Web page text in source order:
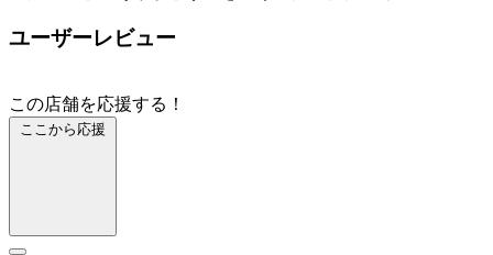
ユーザーレビュー
この店舗を応援する！
ここから応援